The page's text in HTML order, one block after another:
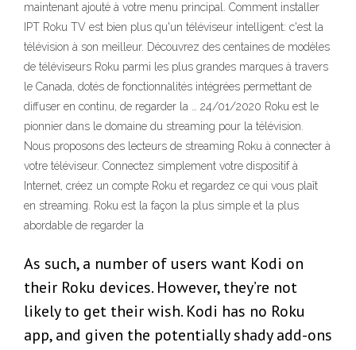
maintenant ajouté à votre menu principal. Comment installer
IPT Roku TV est bien plus qu'un téléviseur intelligent: c'est la
télévision à son meilleur. Découvrez des centaines de modèles
de téléviseurs Roku parmi les plus grandes marques à travers
le Canada, dotés de fonctionnalités intégrées permettant de
diffuser en continu, de regarder la … 24/01/2020 Roku est le
pionnier dans le domaine du streaming pour la télévision.
Nous proposons des lecteurs de streaming Roku à connecter à
votre téléviseur. Connectez simplement votre dispositif à
Internet, créez un compte Roku et regardez ce qui vous plaît
en streaming. Roku est la façon la plus simple et la plus
abordable de regarder la
As such, a number of users want Kodi on
their Roku devices. However, they’re not
likely to get their wish. Kodi has no Roku
app, and given the potentially shady add-ons